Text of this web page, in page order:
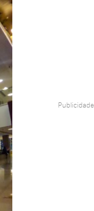
Publicidade